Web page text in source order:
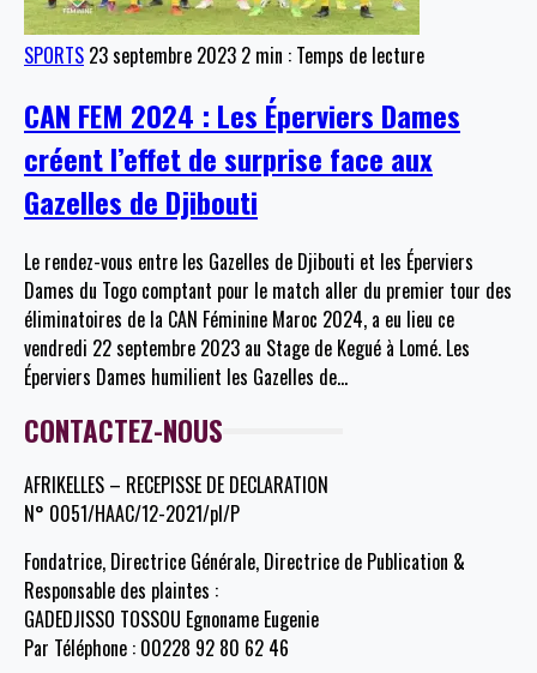
SPORTS 23 septembre 2023 2 min : Temps de lecture
CAN FEM 2024 : Les Éperviers Dames
créent l’effet de surprise face aux
Gazelles de Djibouti
Le rendez-vous entre les Gazelles de Djibouti et les Éperviers
Dames du Togo comptant pour le match aller du premier tour des
éliminatoires de la CAN Féminine Maroc 2024, a eu lieu ce
vendredi 22 septembre 2023 au Stage de Kegué à Lomé. Les
Éperviers Dames humilient les Gazelles de…
CONTACTEZ-NOUS
AFRIKELLES – RECEPISSE DE DECLARATION
N° 0051/HAAC/12-2021/pl/P
Fondatrice, Directrice Générale, Directrice de Publication &
Responsable des plaintes :
GADEDJISSO TOSSOU Egnoname Eugenie
Par Téléphone : 00228 92 80 62 46